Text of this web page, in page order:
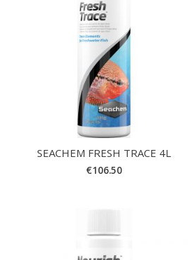
SEACHEM FRESH TRACE 4L
€106.50